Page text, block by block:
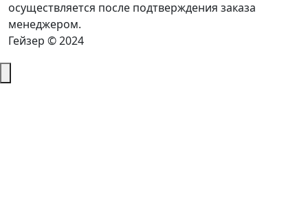
осуществляется после подтверждения заказа
менеджером.
Гейзер © 2024